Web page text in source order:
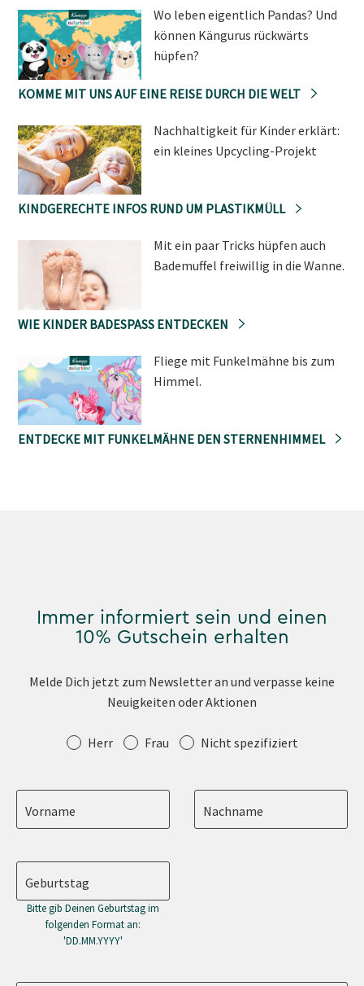
Wo leben eigentlich Pandas? Und
können Kängurus rückwärts
hüpfen?
KOMME MIT UNS AUF EINE REISE DURCH DIE WELT
Nachhaltigkeit für Kinder erklärt:
ein kleines Upcycling-Projekt
KINDGERECHTE INFOS RUND UM PLASTIKMÜLL
Mit ein paar Tricks hüpfen auch
Bademuffel freiwillig in die Wanne.
WIE KINDER BADESPASS ENTDECKEN
Fliege mit Funkelmähne bis zum
Himmel.
ENTDECKE MIT FUNKELMÄHNE DEN STERNENHIMMEL
Immer informiert sein und einen
10% Gutschein erhalten
Melde Dich jetzt zum Newsletter an und verpasse keine
Neuigkeiten oder Aktionen
Anrede Herr Frau Nicht spezifiziert
Vorname Nachname
Geburtstag
Bitte gib Deinen Geburtstag im
folgenden Format an:
'DD.MM.YYYY'